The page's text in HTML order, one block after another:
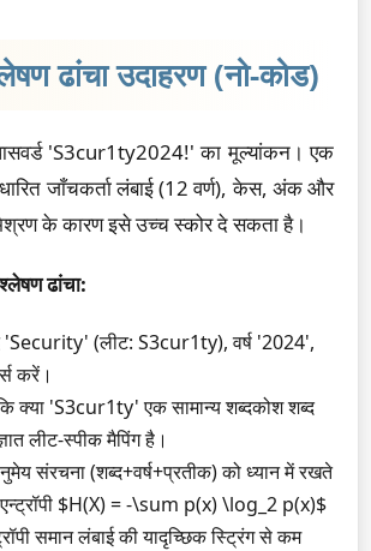
ढांचा उदाहरण (नो-कोड)
'S3cur1ty2024!' का मूल्यांकन। एक
जाँचकर्ता लंबाई (12 वर्ण), केस, अंक और
के कारण इसे उच्च स्कोर दे सकता है।
ढांचा:
'Security' (लीट: S3cur1ty), वर्ष '2024',
करें।
क्या 'S3cur1ty' एक सामान्य शब्दकोश शब्द
लीट-स्पीक मैपिंग है।
संरचना (शब्द+वर्ष+प्रतीक) को ध्यान में रखते
$H(X) = -\sum p(x) \log_2 p(x)$
समान लंबाई की यादृच्छिक स्ट्रिंग से कम